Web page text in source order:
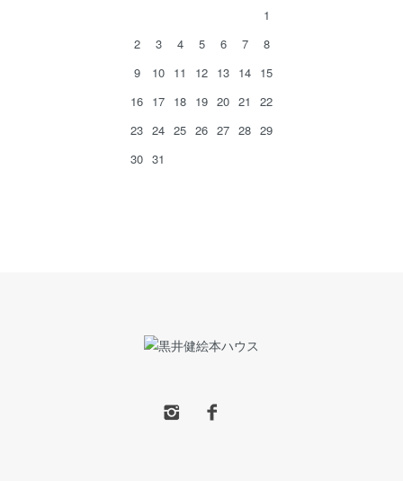
1
2
3 4 5 6 7
8
9
10 11 12 13 14 15
16 17 18 19 20 21
22
23 24 25 26 27 28 29
30 31